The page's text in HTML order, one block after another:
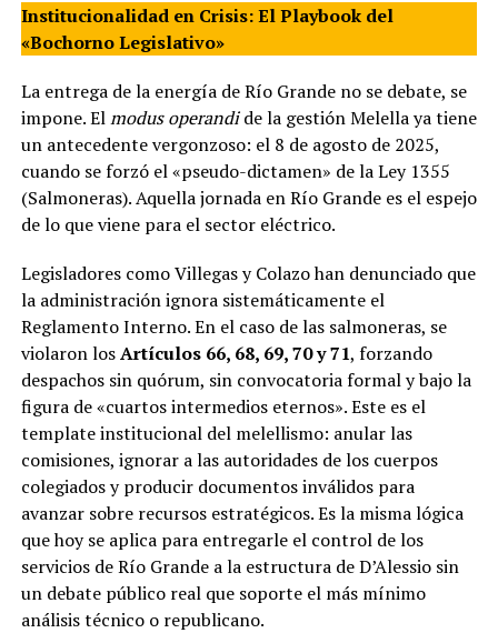
Institucionalidad en Crisis: El Playbook del
«Bochorno Legislativo»
La entrega de la energía de Río Grande no se debate, se
impone. Elmodus operandide la gestión Melella ya tiene
un antecedente vergonzoso: el 8 de agosto de 2025,
cuando se forzó el «pseudo-dictamen» de la Ley 1355
(Salmoneras). Aquella jornada en Río Grande es el espejo
de lo que viene para el sector eléctrico.
Legisladores como Villegas y Colazo han denunciado que
la administración ignora sistemáticamente el
Reglamento Interno. En el caso de las salmoneras, se
violaron losArtículos 66, 68, 69, 70 y 71, forzando
despachos sin quórum, sin convocatoria formal y bajo la
figura de «cuartos intermedios eternos». Este es el
template institucional del melellismo: anular las
comisiones, ignorar a las autoridades de los cuerpos
colegiados y producir documentos inválidos para
avanzar sobre recursos estratégicos. Es la misma lógica
que hoy se aplica para entregarle el control de los
servicios de Río Grande a la estructura de D’Alessio sin
un debate público real que soporte el más mínimo
análisis técnico o republicano.